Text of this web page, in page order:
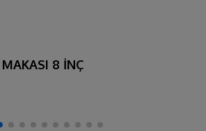
8 İNÇ